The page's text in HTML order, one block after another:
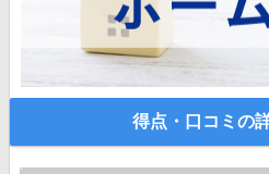
得点・口コミの